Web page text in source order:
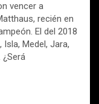
vencer a
recién en
El del 2018
Medel, Jara,